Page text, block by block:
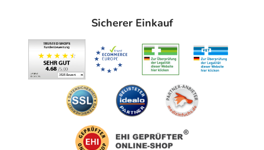
Parasit die Haut berührt – somit muss es nicht erst zum
Wirkt verträglich: Der Wirkstoff wird nur äußerlich auf
der Haut und in den Talgdrüsen des Hundes
gespeichert.
FRONTLINE COMBO® kann auch zur Behandlung der
Flohstichallergie angewendet werden.
Die Wirkweise von FRONTLINE COMBO®
Sicherer Einkauf